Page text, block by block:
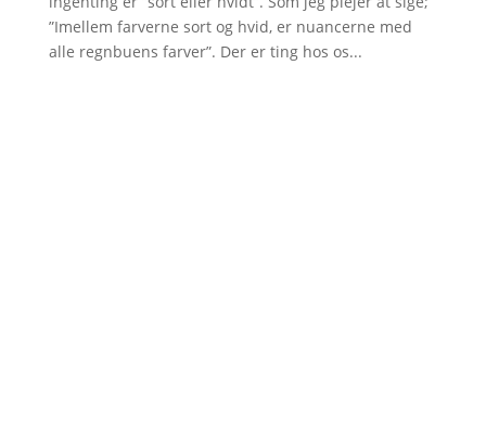
”Imellem farverne sort og hvid, er nuancerne med
alle regnbuens farver”. Der er ting hos os...